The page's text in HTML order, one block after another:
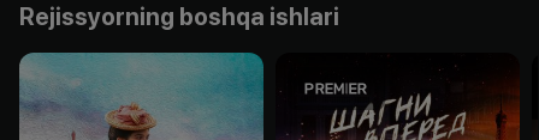
Rejissyorning boshqa ishlari